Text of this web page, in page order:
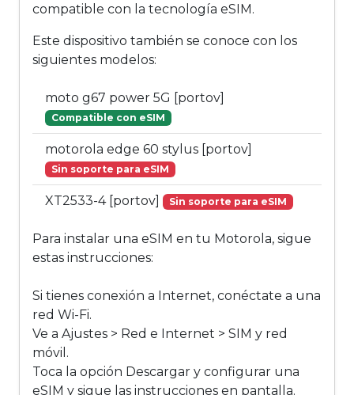
compatible con la tecnología eSIM.
Este dispositivo también se conoce con los
siguientes modelos:
moto g67 power 5G [portov]
Compatible con eSIM
motorola edge 60 stylus [portov]
Sin soporte para eSIM
XT2533-4 [portov] Sin soporte para eSIM
Para instalar una eSIM en tu Motorola, sigue
estas instrucciones:
Si tienes conexión a Internet, conéctate a una
red Wi-Fi.
Ve a Ajustes > Red e Internet > SIM y red
móvil.
Toca la opción Descargar y configurar una
eSIM y sigue las instrucciones en pantalla.